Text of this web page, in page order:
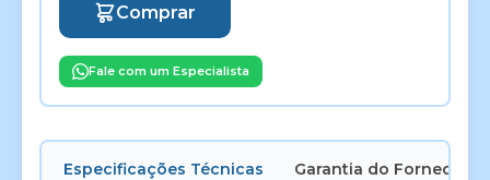
Comprar
Fale com um Especialista
Especificações Técnicas Garantia do Fornecedor